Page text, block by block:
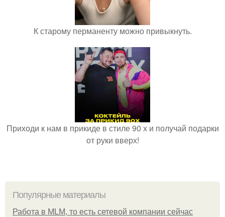
К старому перманенту можно привыкнуть.
Приходи к нам в прикиде в стиле 90 х и получай подарки
от руки вверх!
Популярные материалы
Работа в MLM, то есть сетевой компании сейчас